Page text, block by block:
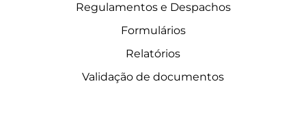
Regulamentos e Despachos
Formulários
Relatórios
Validação de documentos